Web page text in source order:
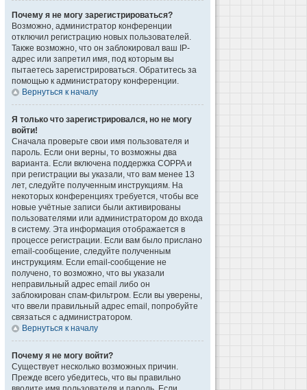
Почему я не могу зарегистрироваться?
Возможно, администратор конференции
отключил регистрацию новых пользователей.
Также возможно, что он заблокировал ваш IP-
адрес или запретил имя, под которым вы
пытаетесь зарегистрироваться. Обратитесь за
помощью к администратору конференции.
Вернуться к началу
Я только что зарегистрировался, но не могу
войти!
Сначала проверьте свои имя пользователя и
пароль. Если они верны, то возможны два
варианта. Если включена поддержка COPPA и
при регистрации вы указали, что вам менее 13
лет, следуйте полученным инструкциям. На
некоторых конференциях требуется, чтобы все
новые учётные записи были активированы
пользователями или администратором до входа
в систему. Эта информация отображается в
процессе регистрации. Если вам было прислано
email-сообщение, следуйте полученным
инструкциям. Если email-сообщение не
получено, то возможно, что вы указали
неправильный адрес email либо он
заблокирован спам-фильтром. Если вы уверены,
что ввели правильный адрес email, попробуйте
связаться с администратором.
Вернуться к началу
Почему я не могу войти?
Существует несколько возможных причин.
Прежде всего убедитесь, что вы правильно